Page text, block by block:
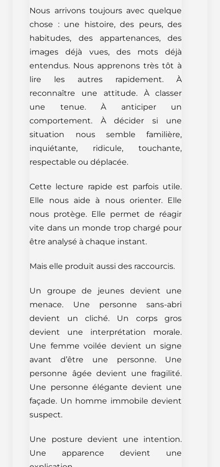
Nous arrivons toujours avec quelque
chose : une histoire, des peurs, des
habitudes, des appartenances, des
images déjà vues, des mots déjà
entendus. Nous apprenons très tôt à
lire les autres rapidement. À
reconnaître une attitude. À classer
une tenue. À anticiper un
comportement. À décider si une
situation nous semble familière,
inquiétante, ridicule, touchante,
respectable ou déplacée.
Cette lecture rapide est parfois utile.
Elle nous aide à nous orienter. Elle
nous protège. Elle permet de réagir
vite dans un monde trop chargé pour
être analysé à chaque instant.
Mais elle produit aussi des raccourcis.
Un groupe de jeunes devient une
menace. Une personne sans-abri
devient un cliché. Un corps gros
devient une interprétation morale.
Une femme voilée devient un signe
avant d’être une personne. Une
personne âgée devient une fragilité.
Une personne élégante devient une
façade. Un homme immobile devient
suspect.
Une posture devient une intention.
Une apparence devient une